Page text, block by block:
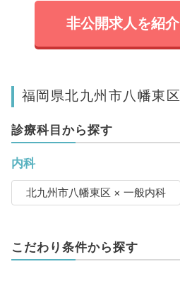
非公開求人を紹
福岡県北九州市八幡東
診療科目から探す
内科
北九州市八幡東区 × 一般内科
こだわり条件から探す